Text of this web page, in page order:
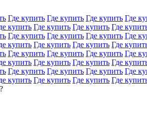
Где купить Где купить Где купить Где
купить Где купить Где купить Где
Где купить Где купить Где купить Где
купить Где купить Где купить Где
Где купить Где купить Где купить Где
купить Где купить Где купить Где
Где купить Где купить Где купить Где
купить Где купить Где купить Где